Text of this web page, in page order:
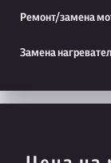
Ремонт/замена
Замена